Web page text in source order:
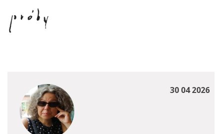
30 04 2026